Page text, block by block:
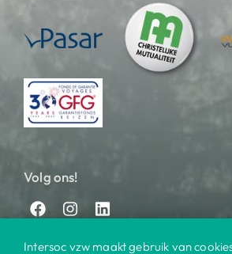
Volg ons!
Intersoc vzw maakt gebruik van